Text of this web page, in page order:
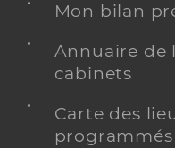
Mon bilan
Annuaire de
cabinets
Carte des
programmés